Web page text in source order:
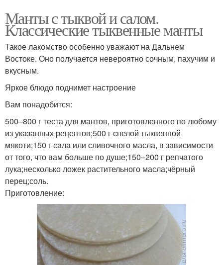
Манты с тыквой и салом.
Классические тыквенные манты
Такое лакомство особенно уважают на Дальнем
Востоке. Оно получается невероятно сочным, пахучим и
вкусным.
Яркое блюдо поднимет настроение
Вам понадобится:
500–800 г теста для мантов, приготовленного по любому
из указанных рецептов;500 г спелой тыквенной
мякоти;150 г сала или сливочного масла, в зависимости
от того, что вам больше по душе;150–200 г репчатого
лука;несколько ложек растительного масла;чёрный
перец;соль.
Приготовление: